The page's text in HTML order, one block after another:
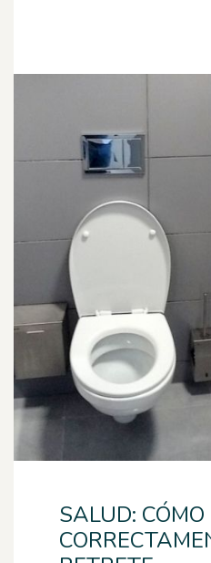
SALUD: